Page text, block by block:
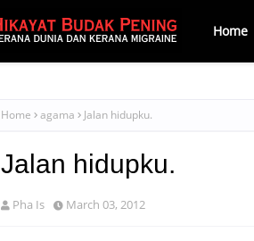
Home
Home agama Jalan hidupku.
Jalan hidupku.
Pha Is March 03, 2012